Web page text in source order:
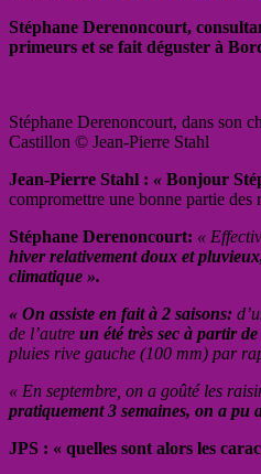
Stéphane Derenoncourt,
primeurs et se fait déguster à
Stéphane Derenoncourt, dans son
Castillon © Jean-Pierre Stahl
Jean-Pierre Stahl : « Bonjour
compromettre une bonne partie
Stéphane Derenoncourt: «
hiver relativement doux et
climatique ».
« On assiste en fait à 2 saisons:
de l’autre un été très sec à partir
pluies rive gauche (100 mm) par
« En septembre, on a goûté les
pratiquement 3 semaines, on a pu
JPS : « quelles sont alors les